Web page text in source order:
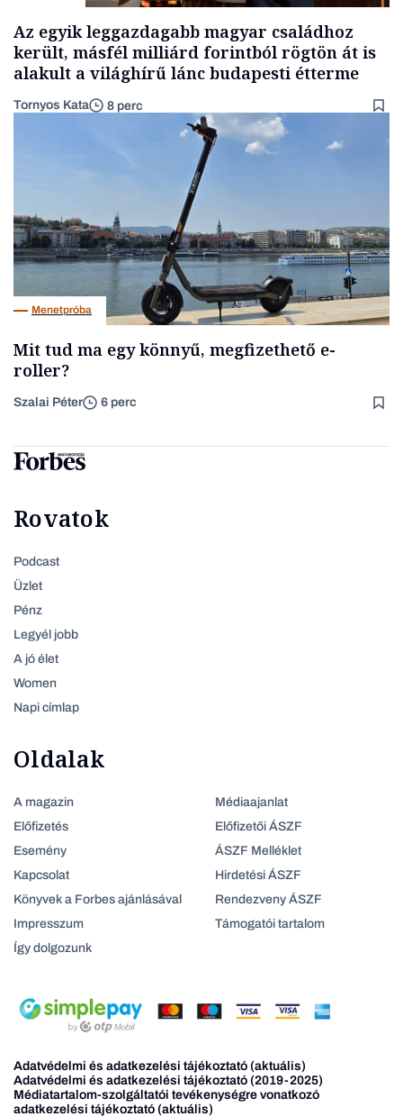
Az egyik leggazdagabb magyar családhoz
került, másfél milliárd forintból rögtön át is
alakult a világhírű lánc budapesti étterme
Tornyos Kata 8 perc
Menetpróba
Mit tud ma egy könnyű, megfizethető e-
roller?
Szalai Péter 6 perc
Rovatok
Podcast
Üzlet
Pénz
Legyél jobb
A jó élet
Women
Napi címlap
Oldalak
A magazin
Előfizetés
Esemény
Kapcsolat
Könyvek a Forbes ajánlásával
Impresszum
Így dolgozunk
Médiaajanlat
Előfizetői ÁSZF
ÁSZF Melléklet
Hirdetési ÁSZF
Rendezveny ÁSZF
Támogatói tartalom
Adatvédelmi és adatkezelési tájékoztató (aktuális)
Adatvédelmi és adatkezelési tájékoztató (2019-2025)
Médiatartalom-szolgáltatói tevékenységre vonatkozó
adatkezelési tájékoztató (aktuális)